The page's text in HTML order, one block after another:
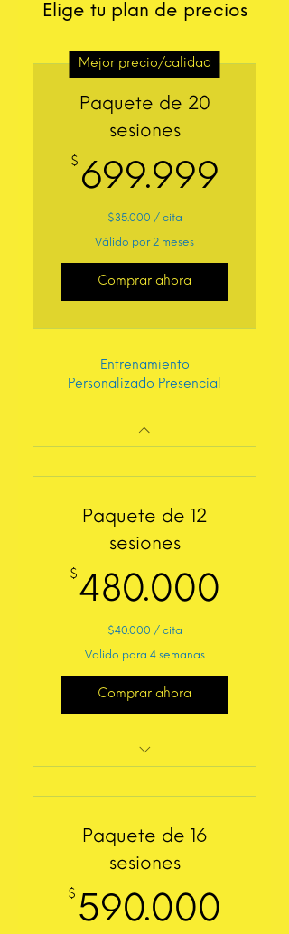
Elige tu plan de precios
Mejor precio/calidad
Paquete de 20
sesiones
$ 699.999
$35.000 / cita
Válido por 2 meses
Comprar ahora
Entrenamiento
Personalizado Presencial
Paquete de 12
sesiones
$ 480.000
$40.000 / cita
Valido para 4 semanas
Comprar ahora
Personalizado Presencial
Paquete de 16
sesiones
$ 590.000